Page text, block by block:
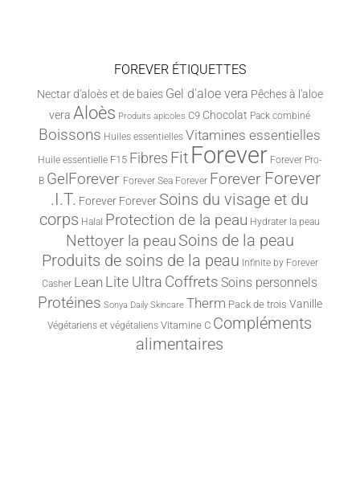
FOREVER ÉTIQUETTES
Nectar d'aloès et de baies Gel d'aloe vera Pêches à l'aloe
vera Aloès Produits apicoles C9 Chocolat Pack combiné
Boissons Huiles essentielles Vitamines essentielles
Huile essentielle F15 Fibres Fit Forever Forever Pro-
B GelForever Forever Sea Forever Forever Forever
.I.T. Forever Forever Soins du visage et du
corps Halal Protection de la peau Hydrater la peau
Nettoyer la peau Soins de la peau
Produits de soins de la peau Infinite by Forever
Casher Lean Lite Ultra Coffrets Soins personnels
Protéines Sonya Daily Skincare Therm Pack de trois Vanille
Végétariens et végétaliens Vitamine C Compléments
alimentaires